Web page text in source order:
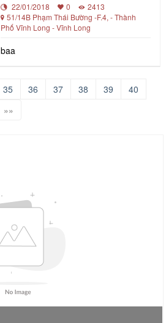
22/01/2018 0
2413
51/14B Phạm Thái Bường -F.4, - Thành
Phố Vĩnh Long - Vĩnh Long
baa
35 36 37 38 39
40
»»